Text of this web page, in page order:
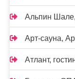
Альпин
Арт-сауна,
Атлант,